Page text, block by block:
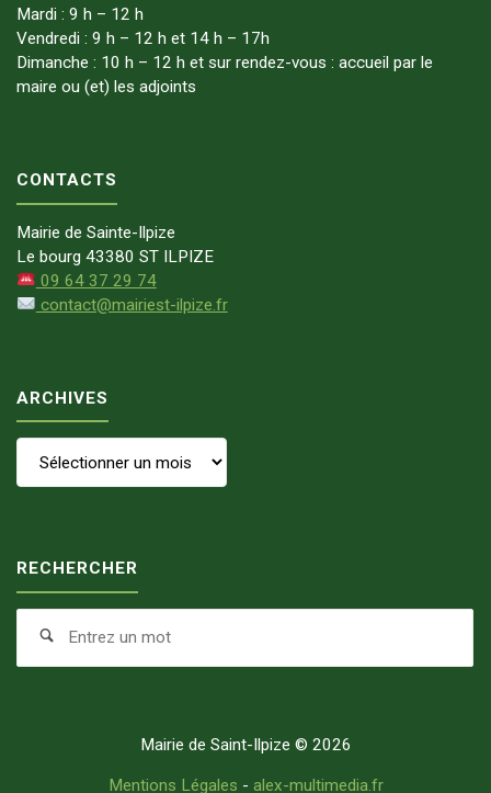
Mardi : 9 h – 12 h
Vendredi : 9 h – 12 h et 14 h – 17h
Dimanche : 10 h – 12 h et sur rendez-vous : accueil par le
maire ou (et) les adjoints
CONTACTS
Mairie de Sainte-Ilpize
Le bourg 43380 ST ILPIZE
09 64 37 29 74
contact@mairiest-ilpize.fr
ARCHIVES
RECHERCHER
Search
Mairie de Saint-Ilpize © 2026
Mentions Légales - alex-multimedia.fr